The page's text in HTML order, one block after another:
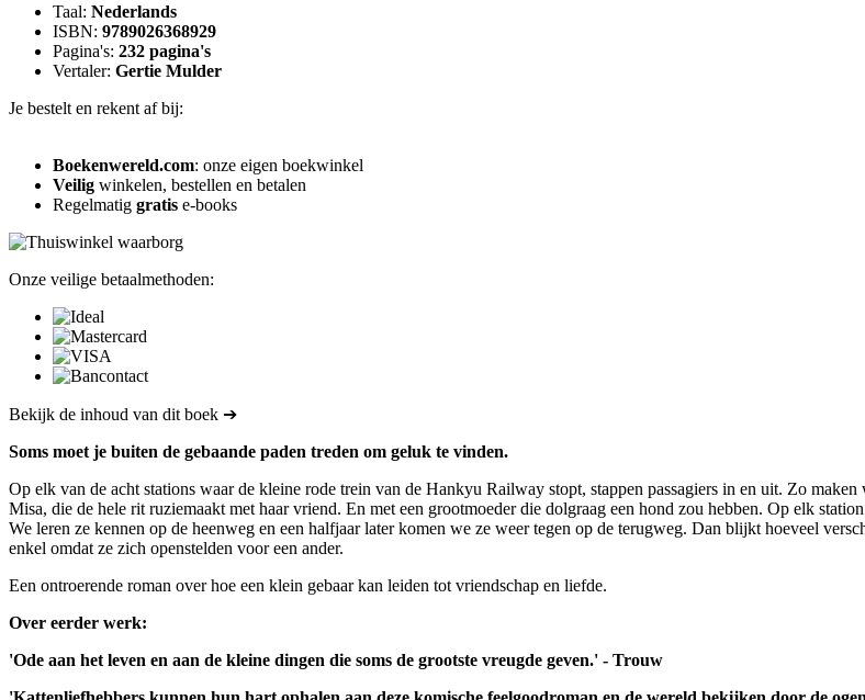
Taal: Nederlands
ISBN: 9789026368929
Pagina's: 232 pagina's
Vertaler: Gertie Mulder
Je bestelt en rekent af bij:
Boekenwereld.com: onze eigen boekwinkel
Veilig winkelen, bestellen en betalen
Regelmatig gratis e-books
Onze veilige betaalmethoden:
Bekijk de inhoud van dit boek ➔
Soms moet je buiten de gebaande paden treden om geluk te vinden.
Op elk van de acht stations waar de kleine rode trein van de Hankyu Railway stopt, stappen passagiers in en uit. Zo
Misa, die de hele rit ruziemaakt met haar vriend. En met een grootmoeder die dolgraag een hond zou hebben. Op elk
We leren ze kennen op de heenweg en een halfjaar later komen we ze weer tegen op de terugweg. Dan blijkt hoeveel
enkel omdat ze zich openstelden voor een ander.
Een ontroerende roman over hoe een klein gebaar kan leiden tot vriendschap en liefde.
Over eerder werk:
'Ode aan het leven en aan de kleine dingen die soms de grootste vreugde geven.' - Trouw